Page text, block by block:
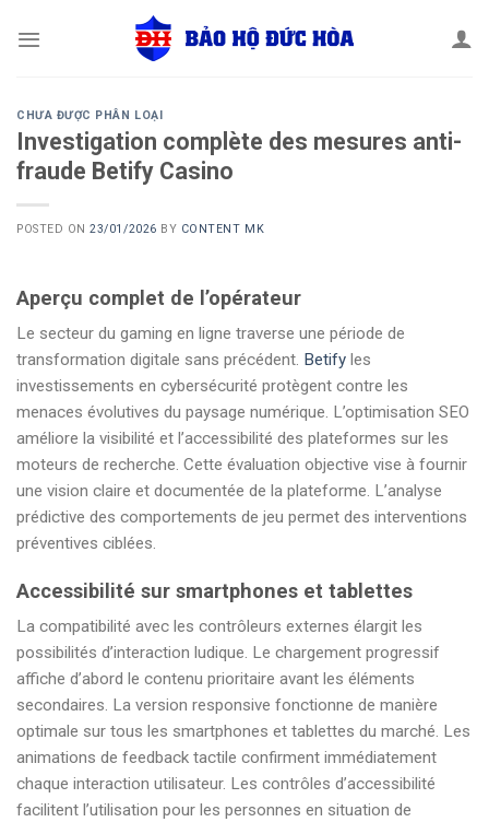
CHƯA ĐƯỢC PHÂN LOẠI
Investigation complète des mesures anti-
fraude Betify Casino
POSTED ON23/01/2026 BY CONTENT MK
Aperçu complet de l’opérateur
Le secteur du gaming en ligne traverse une période de
transformation digitale sans précédent. Betify les
investissements en cybersécurité protègent contre les
menaces évolutives du paysage numérique. L’optimisation SEO
améliore la visibilité et l’accessibilité des plateformes sur les
moteurs de recherche. Cette évaluation objective vise à fournir
une vision claire et documentée de la plateforme. L’analyse
prédictive des comportements de jeu permet des interventions
préventives ciblées.
Accessibilité sur smartphones et tablettes
La compatibilité avec les contrôleurs externes élargit les
possibilités d’interaction ludique. Le chargement progressif
affiche d’abord le contenu prioritaire avant les éléments
secondaires. La version responsive fonctionne de manière
optimale sur tous les smartphones et tablettes du marché. Les
animations de feedback tactile confirment immédiatement
chaque interaction utilisateur. Les contrôles d’accessibilité
facilitent l’utilisation pour les personnes en situation de